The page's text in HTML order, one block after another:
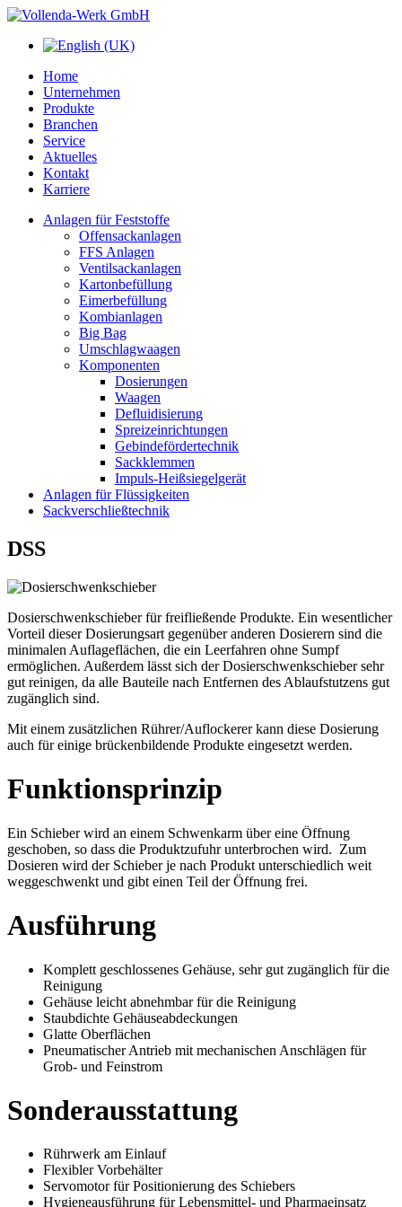
Home
Unternehmen
Produkte
Branchen
Service
Aktuelles
Kontakt
Karriere
Anlagen für Feststoffe
Offensackanlagen
FFS Anlagen
Ventilsackanlagen
Kartonbefüllung
Eimerbefüllung
Kombianlagen
Big Bag
Umschlagwaagen
Komponenten
Dosierungen
Waagen
Defluidisierung
Spreizeinrichtungen
Gebindefördertechnik
Sackklemmen
Impuls-Heißsiegelgerät
Anlagen für Flüssigkeiten
Sackverschließtechnik
DSS
Dosierschwenkschieber für freifließende Produkte. Ein wesentlicher
Vorteil dieser Dosierungsart gegenüber anderen Dosierern sind die
minimalen Auflageflächen, die ein Leerfahren ohne Sumpf
ermöglichen. Außerdem lässt sich der Dosierschwenkschieber sehr
gut reinigen, da alle Bauteile nach Entfernen des Ablaufstutzens gut
zugänglich sind.
Mit einem zusätzlichen Rührer/Auflockerer kann diese Dosierung
auch für einige brückenbildende Produkte eingesetzt werden.
Funktionsprinzip
Ein Schieber wird an einem Schwenkarm über eine Öffnung
geschoben, so dass die Produktzufuhr unterbrochen wird. Zum
Dosieren wird der Schieber je nach Produkt unterschiedlich weit
weggeschwenkt und gibt einen Teil der Öffnung frei.
Ausführung
Komplett geschlossenes Gehäuse, sehr gut zugänglich für die
Reinigung
Gehäuse leicht abnehmbar für die Reinigung
Staubdichte Gehäuseabdeckungen
Glatte Oberflächen
Pneumatischer Antrieb mit mechanischen Anschlägen für
Grob- und Feinstrom
Sonderausstattung
Rührwerk am Einlauf
Flexibler Vorbehälter
Servomotor für Positionierung des Schiebers
Hygieneausführung für Lebensmittel- und Pharmaeinsatz